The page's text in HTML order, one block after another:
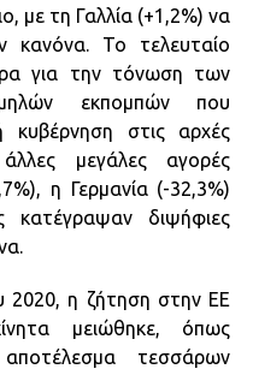
με τη Γαλλία (+1,2%) να
κανόνα. Το τελευταίο
για την τόνωση των
εκπομπών που
κυβέρνηση στις αρχές
μεγάλες αγορές
η Γερμανία (-32,3%)
κατέγραψαν διψήφιες
η ζήτηση στην ΕΕ
μειώθηκε, όπως
τεσσάρων